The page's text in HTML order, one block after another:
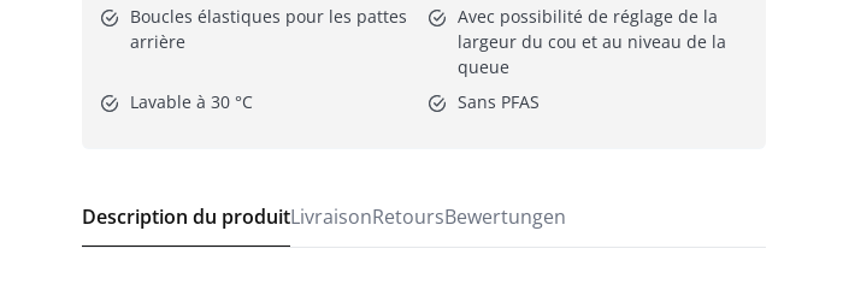
Boucles élastiques pour les pattes
arrière
Avec possibilité de réglage de la
largeur du cou et au niveau de la
queue
Lavable à 30 °C
Sans PFAS
Description du produitLivraisonRetoursBewertungen